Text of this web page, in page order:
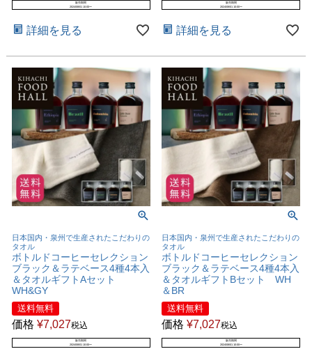
販売期間
2024/08/01 10:00〜
詳細を見る
販売期間
2024/08/01 10:00〜
詳細を見る
日本国内・泉州で生産されたこだわりの
タオル
ボトルドコーヒーセレクション
ブラック＆ラテベース4種4本入
＆タオルギフトAセット
WH&GY
送料無料
価格 ¥7,027税込
販売期間
2024/08/01 10:00〜
日本国内・泉州で生産されたこだわりの
タオル
ボトルドコーヒーセレクション
ブラック＆ラテベース4種4本入
＆タオルギフトBセット WH
＆BR
送料無料
価格 ¥7,027税込
販売期間
2024/08/01 10:00〜